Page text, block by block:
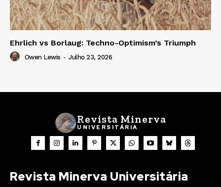
Ehrlich vs Borlaug: Techno-Optimism’s Triumph
Owen Lewis - Julho 23, 2026
Revista Minerva
UNIVERSITÁRIA
Revista Minerva Universitária